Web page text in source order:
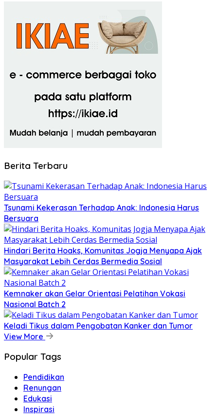
Berita Terbaru
Tsunami Kekerasan Terhadap Anak: Indonesia Harus
Bersuara
Hindari Berita Hoaks, Komunitas Jogja Menyapa Ajak
Masyarakat Lebih Cerdas Bermedia Sosial
Kemnaker akan Gelar Orientasi Pelatihan Vokasi
Nasional Batch 2
Keladi Tikus dalam Pengobatan Kanker dan Tumor
View More
Popular Tags
Pendidikan
Renungan
Edukasi
Inspirasi